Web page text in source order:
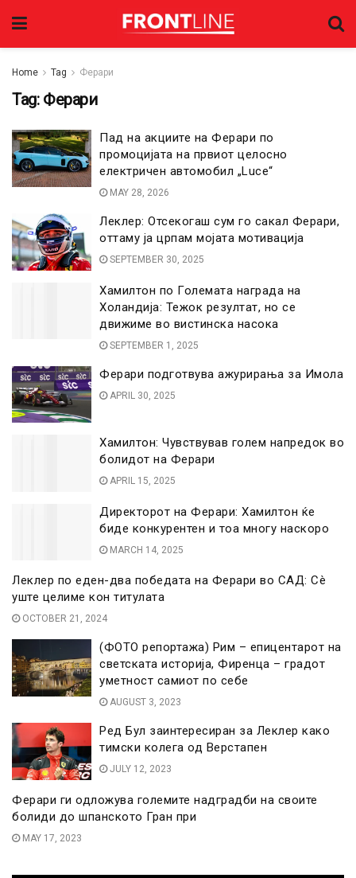
Home Tag Ферари
Tag: Ферари
Пад на акциите на Ферари по
промоцијата на првиот целосно
електричен автомобил „Luce“
MAY 28, 2026
Леклер: Отсекогаш сум го сакал Ферари,
оттаму ја црпам мојата мотивација
SEPTEMBER 30, 2025
Хамилтон по Големата награда на
Холандија: Тежок резултат, но се
движиме во вистинска насока
SEPTEMBER 1, 2025
Ферари подготвува ажурирања за Имола
APRIL 30, 2025
Хамилтон: Чувствував голем напредок во
болидот на Ферари
APRIL 15, 2025
Директорот на Ферари: Хамилтон ќе
биде конкурентен и тоа многу наскоро
MARCH 14, 2025
Леклер по еден-два победата на Ферари во САД: Сè
уште целиме кон титулата
OCTOBER 21, 2024
(ФОТО репортажа) Рим – епицентарот на
светската историја, Фиренца – градот
уметност самиот по себе
AUGUST 3, 2023
Ред Бул заинтересиран за Леклер како
тимски колега од Верстапен
JULY 12, 2023
Ферари ги одложува големите надградби на своите
болиди до шпанското Гран при
MAY 17, 2023